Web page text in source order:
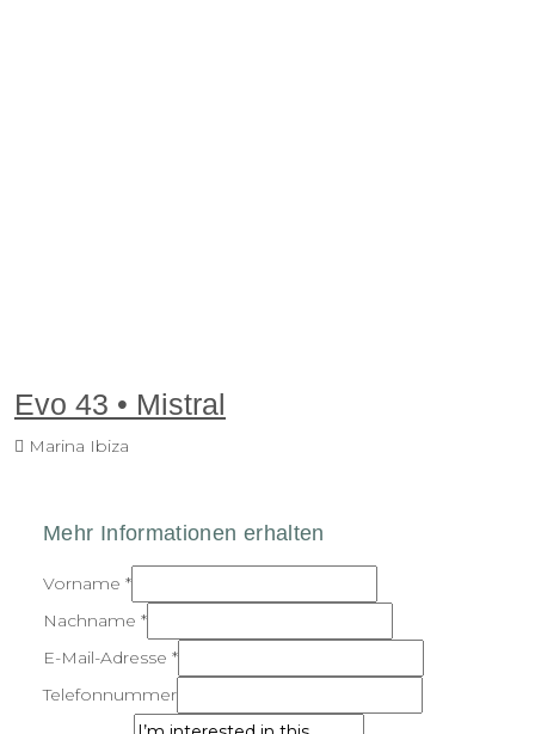
Evo 43 • Mistral
Marina Ibiza
Vorname *
Nachname *
E-Mail-Adresse *
Telefonnummer